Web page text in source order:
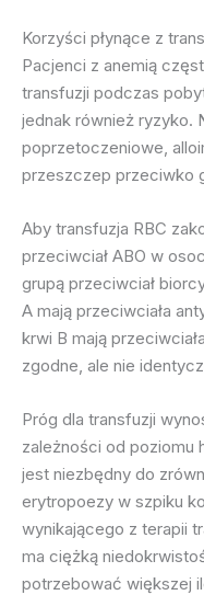
Korzyści płynące z
Pacjenci z anemią
transfuzji podczas
jednak również ryzyko.
poprzetoczeniowe,
przeszczep przeciwko
Aby transfuzja RBC
przeciwciał ABO w
grupą przeciwciał
A mają przeciwciała
krwi B mają
zgodne, ale nie
Próg dla transfuzji
zależności od poziomu
jest niezbędny do
erytropoezy w szpiku
wynikającego z terapii
ma ciężką
potrzebować większej